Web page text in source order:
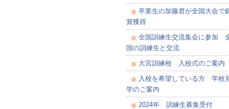
卒業生の加藤君が全国大会で
賞獲得
全国訓練生交流集会に参加
国の訓練生と交流
大宮訓練校 入校式のご案内
入校を希望している方 学校
学のご案内
2024年 訓練生募集受付